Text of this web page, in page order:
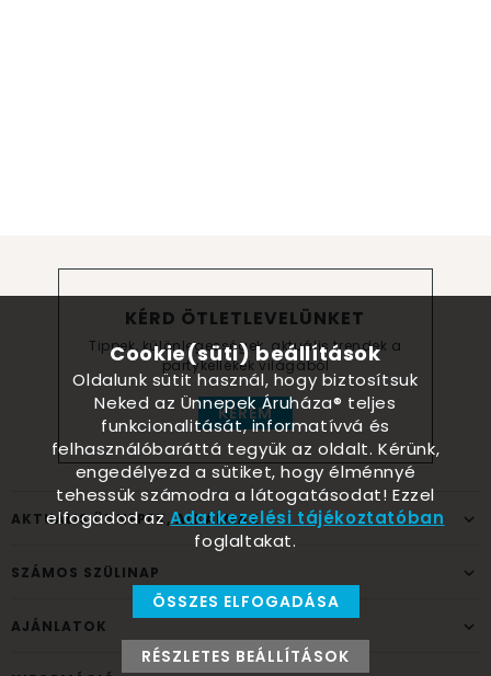
KÉRD ÖTLETLEVELÜNKET
Tippek, különlegességek, aktuális trendek a
partykellékek világából
KÉREM
AKTUÁLIS ÜNNEPEK, ALKALMAK
SZÁMOS SZÜLINAP
AJÁNLATOK
Cookie(süti) beállítások
Oldalunk sütit használ, hogy biztosítsuk
Neked az Ünnepek Áruháza® teljes
funkcionalitását, informatívvá és
felhasználóbaráttá tegyük az oldalt. Kérünk,
engedélyezd a sütiket, hogy élménnyé
tehessük számodra a látogatásodat! Ezzel
elfogadod azAdatkezelési tájékoztatóban
foglaltakat.
ÖSSZES ELFOGADÁSA
RÉSZLETES BEÁLLÍTÁSOK